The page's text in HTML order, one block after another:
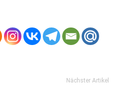
Nächster Artikel